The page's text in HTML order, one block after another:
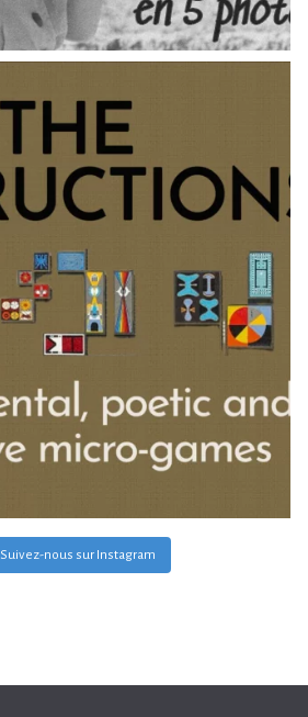
Suivez-nous sur Instagram